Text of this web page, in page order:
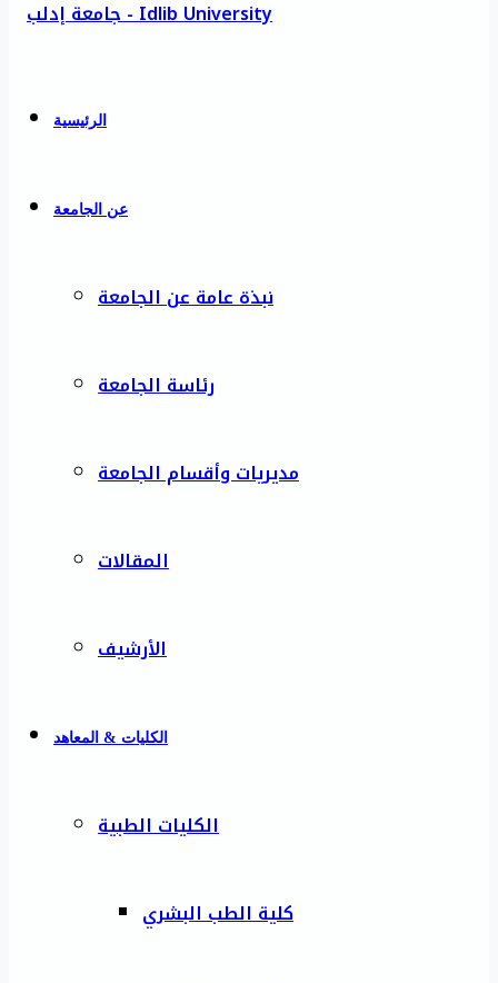
الرئيسية
عن الجامعة
نبذة عامة عن الجامعة
رئاسة الجامعة
مديريات وأقسام الجامعة
المقالات
الأرشيف
الكليات & المعاهد
الكليات الطبية
كلية الطب البشري